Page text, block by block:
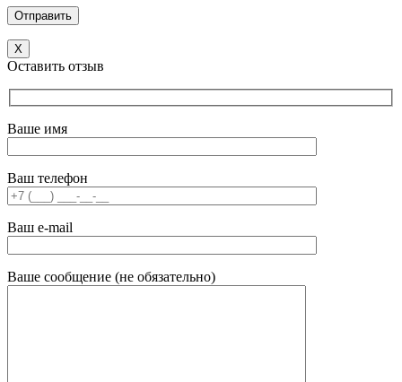
X
Оставить отзыв
Ваше имя
Ваш телефон
Ваш e-mail
Ваше сообщение (не обязательно)